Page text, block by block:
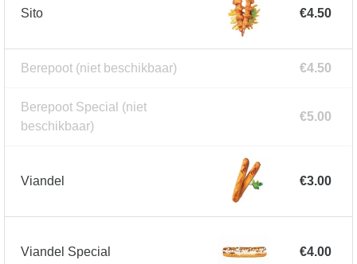
Sito €4.50
Berepoot (niet beschikbaar) €4.50
Berepoot Special (niet
beschikbaar)
€5.00
Viandel €3.00
Viandel Special €4.00